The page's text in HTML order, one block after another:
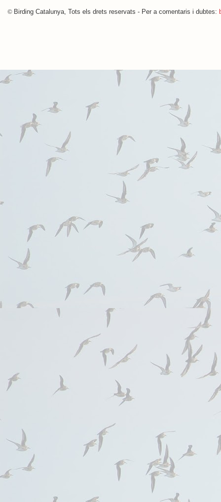
© Birding Catalunya, Tots els drets reservats - Per a comentaris i dubtes: